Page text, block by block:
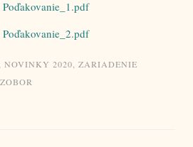
Poďakovanie_1.pdf
Poďakovanie_2.pdf
NOVINKY 2020, ZARIADENIE